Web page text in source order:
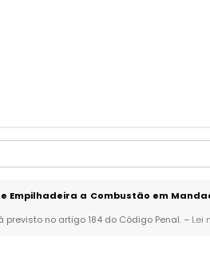
Empilhadeira a Combustão em
previsto no artigo 184 do Código Penal. – Lei